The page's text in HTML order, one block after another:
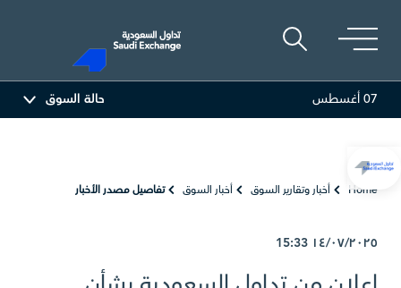
07 أغسطس حالة السوق
Home أخبار وتقارير السوق أخبار السوق تفاصيل مصدر الأخبار
١٤/٠٧/٢٠٢٥